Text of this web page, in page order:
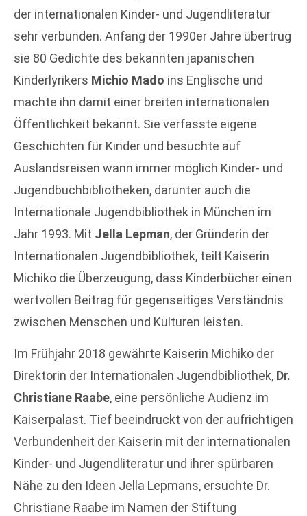
der internationalen Kinder- und Jugendliteratur
sehr verbunden. Anfang der 1990er Jahre übertrug
sie 80 Gedichte des bekannten japanischen
Kinderlyrikers Michio Mado ins Englische und
machte ihn damit einer breiten internationalen
Öffentlichkeit bekannt. Sie verfasste eigene
Geschichten für Kinder und besuchte auf
Auslandsreisen wann immer möglich Kinder- und
Jugendbuchbibliotheken, darunter auch die
Internationale Jugendbibliothek in München im
Jahr 1993. Mit Jella Lepman, der Gründerin der
Internationalen Jugendbibliothek, teilt Kaiserin
Michiko die Überzeugung, dass Kinderbücher einen
wertvollen Beitrag für gegenseitiges Verständnis
zwischen Menschen und Kulturen leisten.
Im Frühjahr 2018 gewährte Kaiserin Michiko der
Direktorin der Internationalen Jugendbibliothek, Dr.
Christiane Raabe, eine persönliche Audienz im
Kaiserpalast. Tief beeindruckt von der aufrichtigen
Verbundenheit der Kaiserin mit der internationalen
Kinder- und Jugendliteratur und ihrer spürbaren
Nähe zu den Ideen Jella Lepmans, ersuchte Dr.
Christiane Raabe im Namen der Stiftung